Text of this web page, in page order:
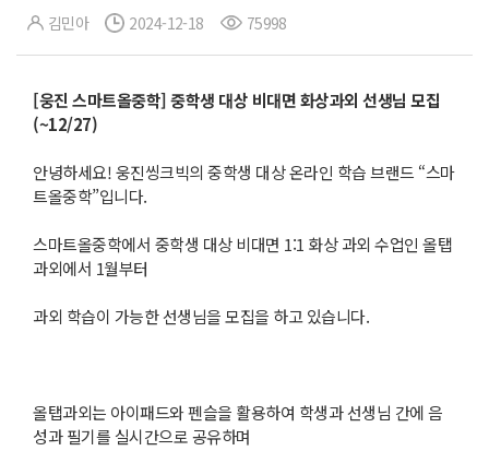
김민아 2024-12-18 75998
[웅진 스마트올중학]중학생 대상 비대면화상과외 선생님 모집
(~12/27)
안녕하세요! 웅진씽크빅의 중학생 대상 온라인 학습 브랜드 “스마
트올중학”입니다.
스마트올중학에서 중학생 대상 비대면 1:1 화상 과외 수업인 올탭
과외에서 1월부터
과외 학습이 가능한 선생님을 모집을 하고 있습니다.
올탭과외는 아이패드와 펜슬을 활용하여 학생과 선생님 간에 음
성과 필기를 실시간으로 공유하며